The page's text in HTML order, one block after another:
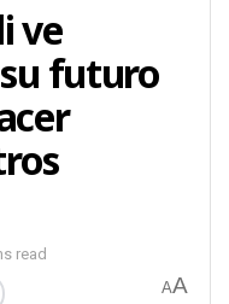
ve
futuro
read
AA